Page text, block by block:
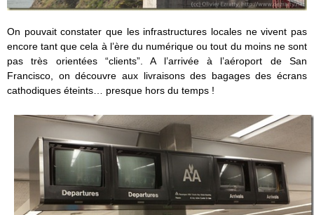
On pouvait constater que les infrastructures locales ne vivent pas
encore tant que cela à l’ère du numérique ou tout du moins ne sont
pas très orientées “clients”. A l’arrivée à l’aéroport de San
Francisco, on découvre aux livraisons des bagages des écrans
cathodiques éteints… presque hors du temps !